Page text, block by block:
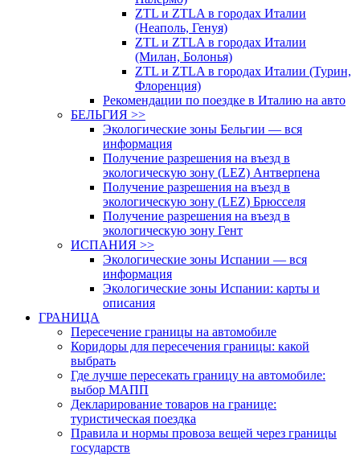
ZTL и ZTLA в городах Италии
(Неаполь, Генуя)
ZTL и ZTLA в городах Италии
(Милан, Болонья)
ZTL и ZTLA в городах Италии (Турин,
Флоренция)
Рекомендации по поездке в Италию на авто
БЕЛЬГИЯ >>
Экологические зоны Бельгии — вся
информация
Получение разрешения на въезд в
экологическую зону (LEZ) Антверпена
Получение разрешения на въезд в
экологическую зону (LEZ) Брюсселя
Получение разрешения на въезд в
экологическую зону Гент
ИСПАНИЯ >>
Экологические зоны Испании — вся
информация
Экологические зоны Испании: карты и
описания
ГРАНИЦА
Пересечение границы на автомобиле
Коридоры для пересечения границы: какой
выбрать
Где лучше пересекать границу на автомобиле:
выбор МАПП
Декларирование товаров на границе:
туристическая поездка
Правила и нормы провоза вещей через границы
государств